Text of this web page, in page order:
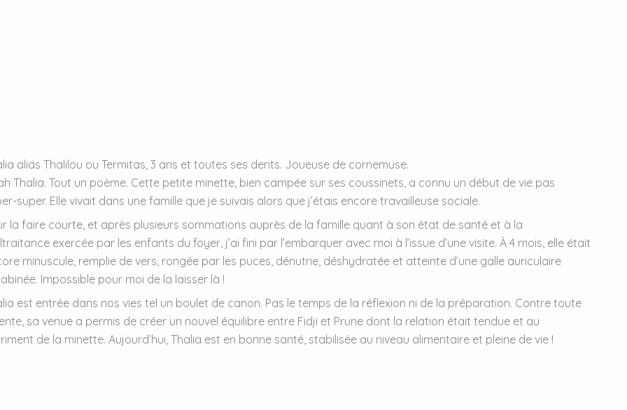
alias Thalilou ou Termitas, 3 ans et toutes ses dents. Joueuse de cornemuse.
Thalia. Tout un poème. Cette petite minette, bien campée sur ses coussinets, a connu un début de vie pas
super. Elle vivait dans une famille que je suivais alors que j’étais encore travailleuse sociale.
la faire courte, et après plusieurs sommations auprès de la famille quant à son état de santé et à la
exercée par les enfants du foyer, j’ai fini par l’embarquer avec moi à l’issue d’une visite. À 4 mois, elle était
minuscule, remplie de vers, rongée par les puces, dénutrie, déshydratée et atteinte d’une galle auriculaire
Impossible pour moi de la laisser là !
est entrée dans nos vies tel un boulet de canon. Pas le temps de la réflexion ni de la préparation. Contre toute
sa venue a permis de créer un nouvel équilibre entre Fidji et Prune dont la relation était tendue et au
de la minette. Aujourd’hui, Thalia est en bonne santé, stabilisée au niveau alimentaire et pleine de vie !